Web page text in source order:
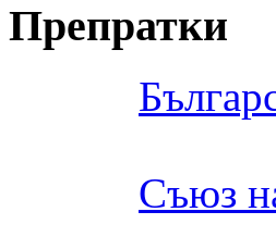
Препратки
Съюз